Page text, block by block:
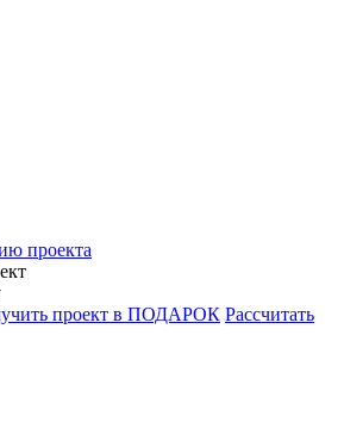
проекта
проект в ПОДАРОК Рассчитать